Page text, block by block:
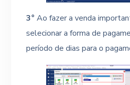
3°Ao fazer a venda
selecionar a forma de
período de dias para o